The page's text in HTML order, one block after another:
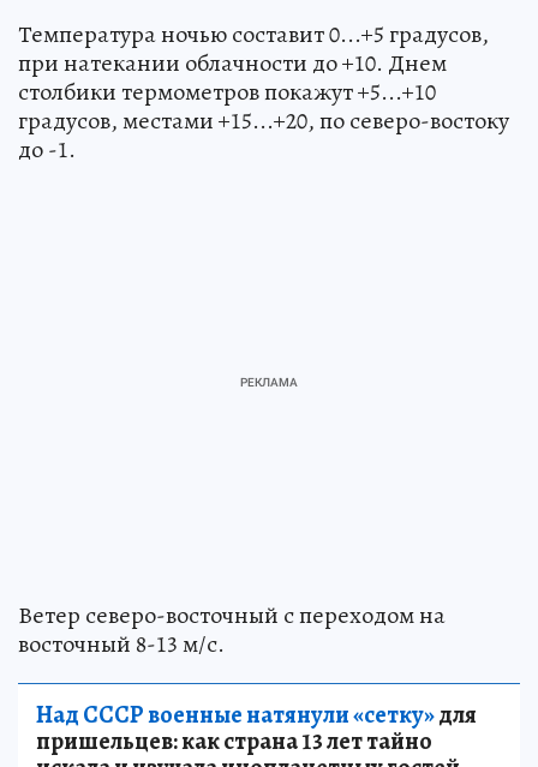
Температура ночью составит 0...+5 градусов,
при натекании облачности до +10. Днем
столбики термометров покажут +5...+10
градусов, местами +15...+20, по северо-востоку
до -1.
Ветер северо-восточный с переходом на
восточный 8-13 м/с.
Над СССР военные натянули «сетку»для
пришельцев: как страна 13 лет тайно